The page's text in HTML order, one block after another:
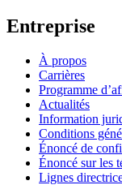
Entreprise
À propos
Carrières
Programme
Actualités
Information
Conditions
Énoncé de
Énoncé sur les
Lignes